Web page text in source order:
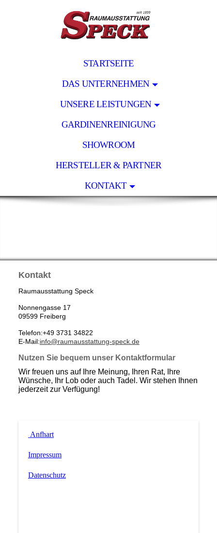
STARTSEITE
DAS UNTERNEHMEN
UNSERE LEISTUNGEN
GARDINENREINIGUNG
SHOWROOM
HERSTELLER & PARTNER
KONTAKT
Kontakt
Raumausstattung Speck
Nonnengasse 17
09599 Freiberg
Telefon:+49 3731 34822
E-Mail:info@raumausstattung-speck.de
Nutzen Sie bequem unser Kontaktformular
Wir freuen uns auf Ihre Meinung, Ihren Rat, Ihre
Wünsche, Ihr Lob oder auch Tadel. Wir stehen Ihnen
jederzeit zur Verfügung!
Anfhart
Impressum
Datenschutz